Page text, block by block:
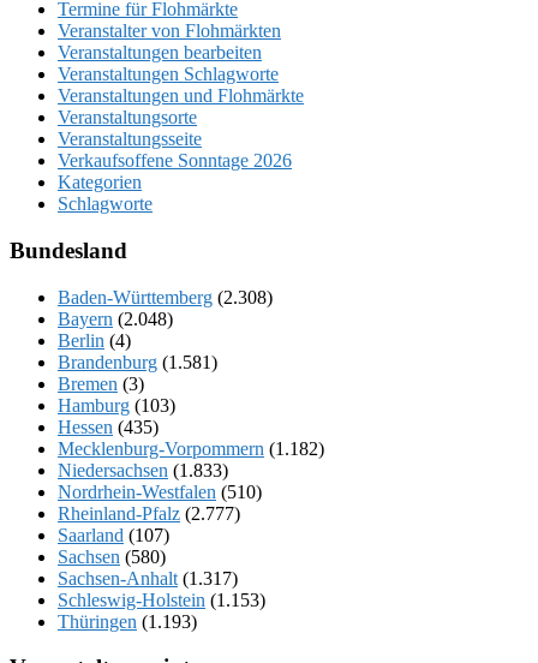
Termine für Flohmärkte
Veranstalter von Flohmärkten
Veranstaltungen bearbeiten
Veranstaltungen Schlagworte
Veranstaltungen und Flohmärkte
Veranstaltungsorte
Veranstaltungsseite
Verkaufsoffene Sonntage 2026
Kategorien
Schlagworte
Bundesland
Baden-Württemberg (2.308)
Bayern (2.048)
Berlin (4)
Brandenburg (1.581)
Bremen (3)
Hamburg (103)
Hessen (435)
Mecklenburg-Vorpommern (1.182)
Niedersachsen (1.833)
Nordrhein-Westfalen (510)
Rheinland-Pfalz (2.777)
Saarland (107)
Sachsen (580)
Sachsen-Anhalt (1.317)
Schleswig-Holstein (1.153)
Thüringen (1.193)